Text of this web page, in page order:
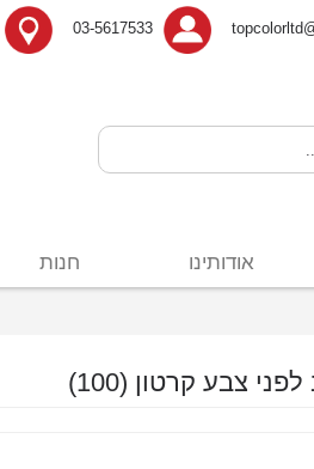
03-5617533
אודותינו חנות
צבע קרטון (100)